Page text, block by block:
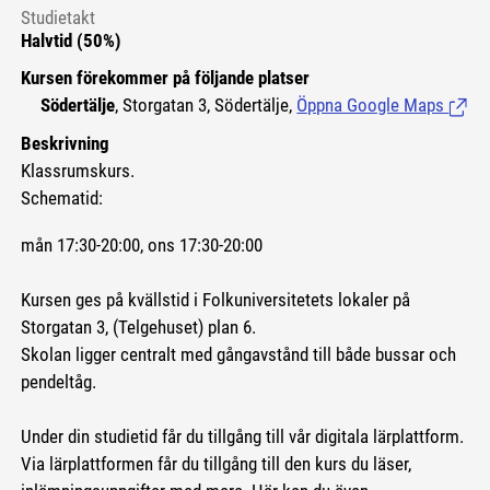
Studietakt
Halvtid (50%)
Kursen förekommer på följande platser
Södertälje, Storgatan 3, Södertälje, Öppna Google Maps
Beskrivning
Klassrumskurs.
Schematid:
mån 17:30-20:00, ons 17:30-20:00
Kursen ges på kvällstid i Folkuniversitetets lokaler på
Storgatan 3, (Telgehuset) plan 6.
Skolan ligger centralt med gångavstånd till både bussar och
pendeltåg.
Under din studietid får du tillgång till vår digitala lärplattform.
Via lärplattformen får du tillgång till den kurs du läser,